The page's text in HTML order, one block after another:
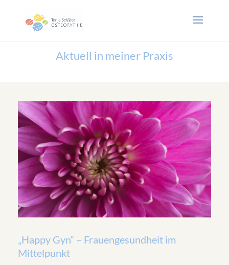
Aktuell in meiner Praxis
„Happy Gyn“ – Frauengesundheit im
Mittelpunkt